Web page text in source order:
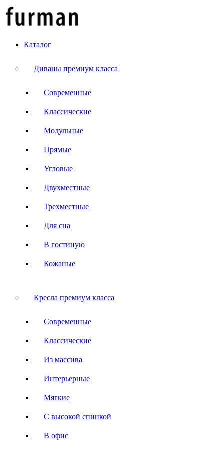
Каталог
Диваны премиум класса
Современные
Классические
Модульные
Прямые
Угловые
Двухместные
Трехместные
Для сна
В гостиную
Кожаные
Кресла премиум класса
Современные
Классические
Из массива
Интерьерные
Мягкие
С высокой спинкой
В офис